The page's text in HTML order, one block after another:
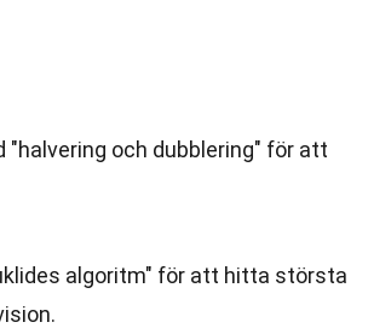
"halvering och dubblering" för att
algoritm" för att hitta största